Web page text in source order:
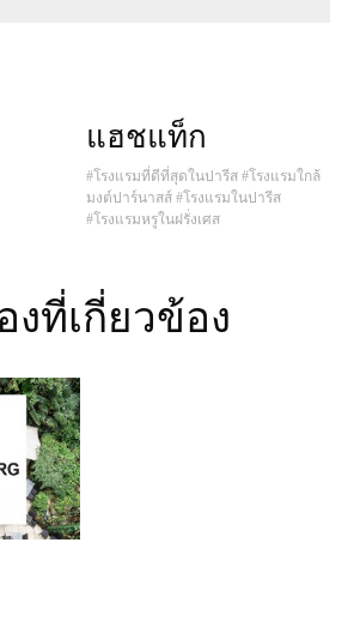
แฮชแท็ก
#โรงแรมที่ดีที่สุดในปารีส #โรงแรมใกล้
มงต์ปาร์นาสส์ #โรงแรมในปารีส
#โรงแรมหรูในฝรั่งเศส
องที่เกี่ยวข้อง